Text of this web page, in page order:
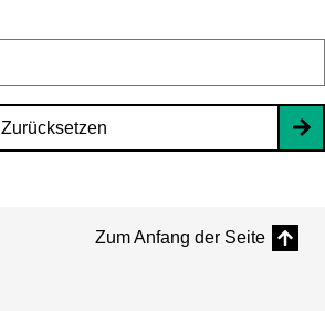
Zurücksetzen
Zum Anfang der Seite